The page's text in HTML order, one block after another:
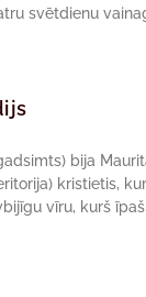
svētdienu
bija
kristietis,
vīru, kurš